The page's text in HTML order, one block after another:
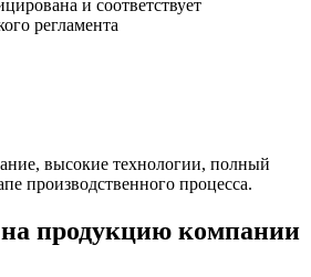
и соответствует
регламента
высокие технологии, полный
производственного процесса.
продукцию компании